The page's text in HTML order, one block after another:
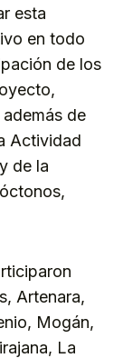
esta
en todo
de los
de
Actividad
de la
Artenara,
Mogán,
La